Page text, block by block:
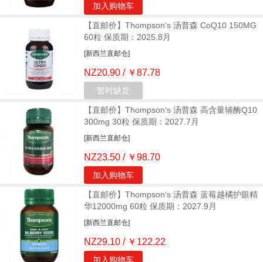
加入购物车
【直邮价】Thompson‘s 汤普森 CoQ10 150MG
60粒 保质期：2025.8月
[新西兰直邮仓]
NZ20.90 / ￥87.78
暂时缺货
【直邮价】Thompson‘s 汤普森 高含量辅酶Q10
300mg 30粒 保质期：2027.7月
[新西兰直邮仓]
NZ23.50 / ￥98.70
加入购物车
【直邮价】Thompson‘s 汤普森 蓝莓越橘护眼精
华12000mg 60粒 保质期：2027.9月
[新西兰直邮仓]
NZ29.10 / ￥122.22
加入购物车